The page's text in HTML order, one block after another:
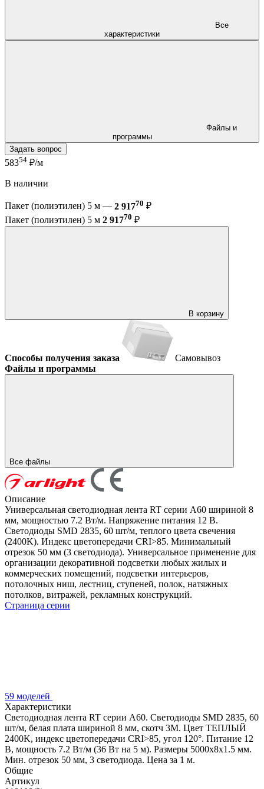
характеристики
программы
Задать вопрос
58354 ₽/м
В наличии
Пакет (полиэтилен) 5 м — 2 91770 ₽
Пакет (полиэтилен) 5 м 2 91770 ₽
В корзину
Способы получения заказа
Самовывоз
Файлы и программы
Все файлы
Описание
Универсальная светодиодная лента RT серии A60 шириной 8
мм, мощностью 7.2 Вт/м. Напряжение питания 12 В.
Светодиоды SMD 2835, 60 шт/м, теплого цвета свечения
(2400K). Индекс цветопередачи CRI>85. Минимальный
отрезок 50 мм (3 светодиода). Универсальное применение для
организации декоративной подсветки любых жилых и
коммерческих помещений, подсветки интерьеров,
потолочных ниш, лестниц, ступеней, полок, натяжных
потолков, витражей, рекламных конструкций.
Страница серии
59 моделей
Характеристики
Светодиодная лента RT серии A60. Светодиоды SMD 2835, 60
шт/м, белая плата шириной 8 мм, скотч 3M. Цвет ТЕПЛЫЙ
2400K, индекс цветопередачи CRI>85, угол 120°. Питание 12
В, мощность 7.2 Вт/м (36 Вт на 5 м). Размеры 5000x8x1.5 мм.
Мин. отрезок 50 мм, 3 светодиода. Цена за 1 м.
Общие
Артикул